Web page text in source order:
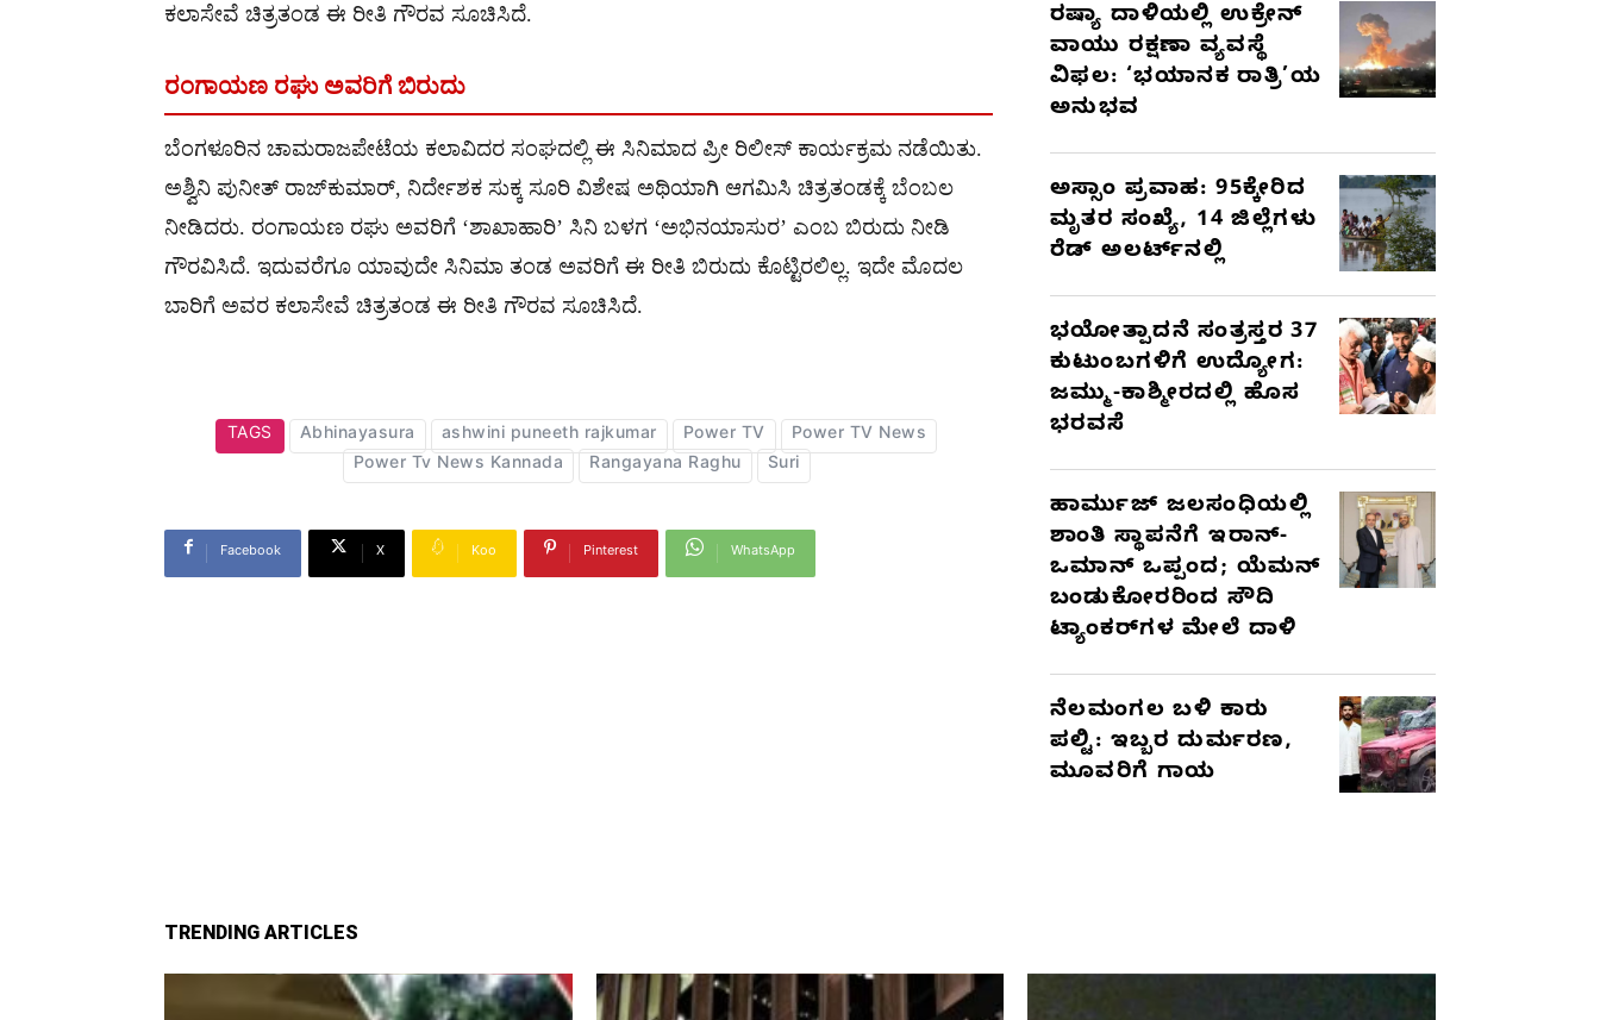
ಕಲಾಸೇವೆ ಚಿತ್ರತಂಡ ಈ ರೀತಿ ಗೌರವ ಸೂಚಿಸಿದೆ.
ರಂಗಾಯಣ ರಘು ಅವರಿಗೆ ಬಿರುದು
ಬೆಂಗಳೂರಿನ ಚಾಮರಾಜಪೇಟೆಯ ಕಲಾವಿದರ ಸಂಘದಲ್ಲಿ ಈ ಸಿನಿಮಾದ ಪ್ರೀ ರಿಲೀಸ್ ಕಾರ್ಯಕ್ರಮ ನಡೆಯಿತು.
ಅಶ್ವಿನಿ ಪುನೀತ್ ರಾಜ್‌ಕುಮಾರ್, ನಿರ್ದೇಶಕ ಸುಕ್ಕ ಸೂರಿ ವಿಶೇಷ ಅಥಿಯಾಗಿ ಆಗಮಿಸಿ ಚಿತ್ರತಂಡಕ್ಕೆ ಬೆಂಬಲ
ನೀಡಿದರು. ರಂಗಾಯಣ ರಘು ಅವರಿಗೆ ‘ಶಾಖಾಹಾರಿ’ ಸಿನಿ ಬಳಗ ‘ಅಭಿನಯಾಸುರ’ ಎಂಬ ಬಿರುದು ನೀಡಿ
ಗೌರವಿಸಿದೆ. ಇದುವರೆಗೂ ಯಾವುದೇ ಸಿನಿಮಾ ತಂಡ ಅವರಿಗೆ ಈ ರೀತಿ ಬಿರುದು ಕೊಟ್ಟಿರಲಿಲ್ಲ. ಇದೇ ಮೊದಲ
ಬಾರಿಗೆ ಅವರ ಕಲಾಸೇವೆ ಚಿತ್ರತಂಡ ಈ ರೀತಿ ಗೌರವ ಸೂಚಿಸಿದೆ.
TAGS Abhinayasura ashwini puneeth rajkumar Power TV
Power TV News
Power Tv News Kannada
Rangayana Raghu Suri
Facebook X Koo Pinterest WhatsApp
ರಷ್ಯಾ ದಾಳಿಯಲ್ಲಿ ಉಕ್ರೇನ್
ವಾಯು ರಕ್ಷಣಾ ವ್ಯವಸ್ಥೆ
ವಿಫಲ: ‘ಭಯಾನಕ ರಾತ್ರಿ’ಯ
ಅನುಭವ
ಅಸ್ಸಾಂ ಪ್ರವಾಹ: 95ಕ್ಕೇರಿದ
ಮೃತರ ಸಂಖ್ಯೆ, 14 ಜಿಲ್ಲೆಗಳು
ರೆಡ್ ಅಲರ್ಟ್‌ನಲ್ಲಿ
ಭಯೋತ್ಪಾದನೆ ಸಂತ್ರಸ್ತರ 37
ಕುಟುಂಬಗಳಿಗೆ ಉದ್ಯೋಗ:
ಜಮ್ಮು-ಕಾಶ್ಮೀರದಲ್ಲಿ ಹೊಸ
ಭರವಸೆ
ಹಾರ್ಮುಜ್ ಜಲಸಂಧಿಯಲ್ಲಿ
ಶಾಂತಿ ಸ್ಥಾಪನೆಗೆ ಇರಾನ್-
ಒಮಾನ್ ಒಪ್ಪಂದ; ಯೆಮನ್
ಬಂಡುಕೋರರಿಂದ ಸೌದಿ
ಟ್ಯಾಂಕರ್‌ಗಳ ಮೇಲೆ ದಾಳಿ
ನೆಲಮಂಗಲ ಬಳಿ ಕಾರು
ಪಲ್ಟಿ: ಇಬ್ಬರ ದುರ್ಮರಣ,
ಮೂವರಿಗೆ ಗಾಯ
TRENDING ARTICLES